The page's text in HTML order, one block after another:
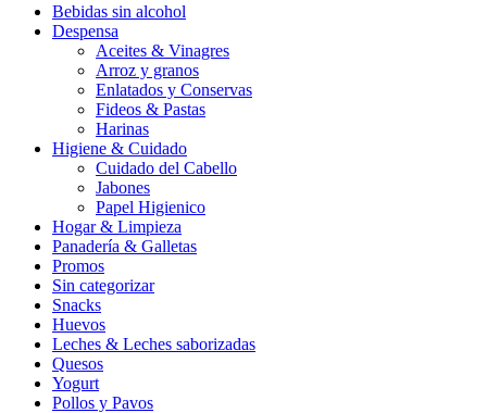
Bebidas sin alcohol
Despensa
Aceites & Vinagres
Arroz y granos
Enlatados y Conservas
Fideos & Pastas
Harinas
Higiene & Cuidado
Cuidado del Cabello
Jabones
Papel Higienico
Hogar & Limpieza
Panadería & Galletas
Promos
Sin categorizar
Snacks
Huevos
Leches & Leches saborizadas
Quesos
Yogurt
Pollos y Pavos